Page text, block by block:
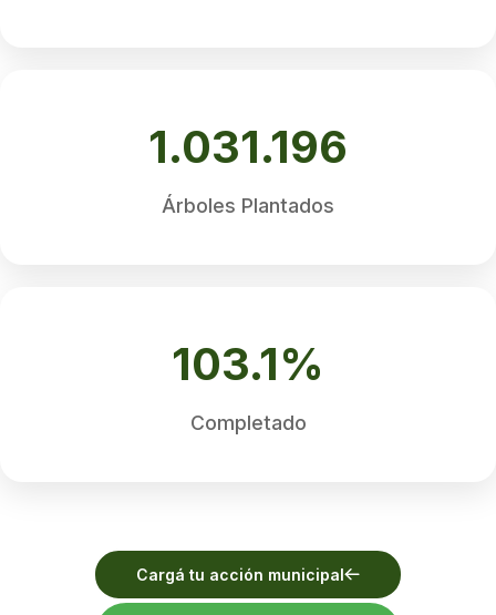
1.031.196
Árboles Plantados
103.1%
Completado
Cargá tu acción municipal